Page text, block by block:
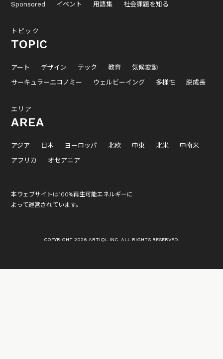
Sponsored
イベント 用語集 社会課題を知る
トピック
TOPIC
アート デザイン テック 教育
気候変動
サーキュラーエコノミー
ウェルビーイング 多様性 脱成長
エリア
AREA
アジア 日本 ヨーロッパ 北欧 中東 北米
中南米
アフリカ
オセアニア
本ウェブサイトは100%再生可能エネルギーに
よって運営されています。
COPYRIGHT 2026 ARTIQL INC. ALL RIGHTS RESERVED.